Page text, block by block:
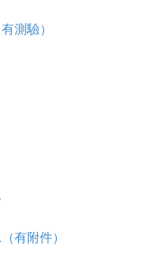
測驗）
有附件）